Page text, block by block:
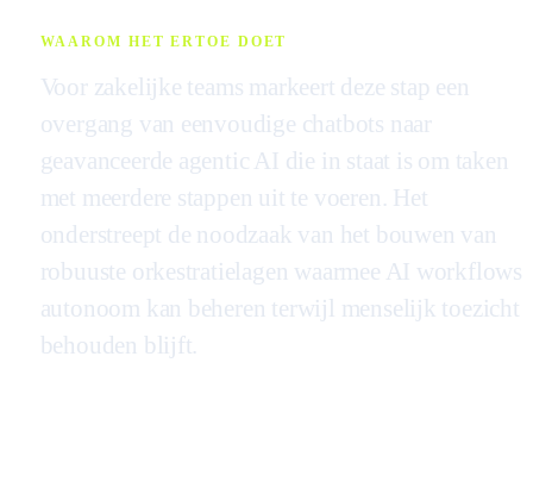
WAAROM HET ERTOE DOET
Voor zakelijke teams markeert deze stap een
overgang van eenvoudige chatbots naar
geavanceerde agentic AI die in staat is om taken
met meerdere stappen uit te voeren. Het
onderstreept de noodzaak van het bouwen van
robuuste orkestratielagen waarmee AI workflows
autonoom kan beheren terwijl menselijk toezicht
behouden blijft.